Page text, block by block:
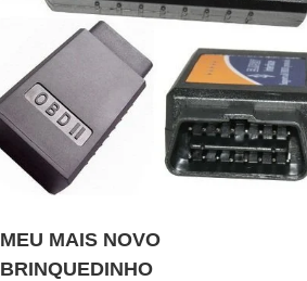
MEU MAIS NOVO
BRINQUEDINHO